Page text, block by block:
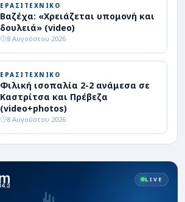
ΕΡΑΣΙΤΕΧΝΙΚΟ
Βαζέχα: «Χρειάζεται υπομονή και
δουλειά» (video)
8 Αυγούστου 2026
ΕΡΑΣΙΤΕΧΝΙΚΟ
Φιλική ισοπαλία 2-2 ανάμεσα σε
Καστρίτσα και Πρέβεζα
(video+photos)
8 Αυγούστου 2026
LIVE